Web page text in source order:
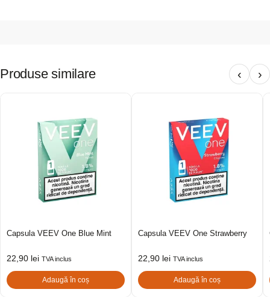
Produse similare ‹ ›
Capsula VEEV One Blue Mint
22,90 lei TVA inclus
Adaugă în coș
Capsula VEEV One Strawberry
22,90 lei TVA inclus
Adaugă în coș